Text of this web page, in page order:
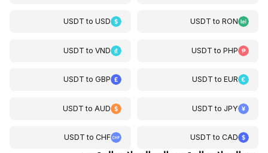
USDT toRON
USDT toUSD
USDT toPHP
USDT toVND
USDT toEUR
USDT toGBP
USDT toJPY
USDT to AUD
USDT toCAD
USDT toCHF